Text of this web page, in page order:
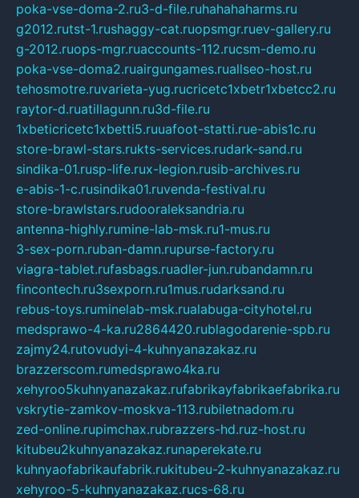
poka-vse-doma-2.ru3-d-file.ruhahahaharms.ru
g2012.rutst-1.rushaggy-cat.ruopsmgr.ruev-gallery.ru
g-2012.ruops-mgr.ruaccounts-112.rucsm-demo.ru
poka-vse-doma2.ruairgungames.ruallseo-host.ru
tehosmotre.ruvarieta-yug.rucricetc1xbetr1xbetcc2.ru
raytor-d.ruatillagunn.ru3d-file.ru
1xbeticricetc1xbetti5.ruuafoot-statti.rue-abis1c.ru
store-brawl-stars.rukts-services.rudark-sand.ru
sindika-01.rusp-life.rux-legion.rusib-archives.ru
e-abis-1-c.rusindika01.ruvenda-festival.ru
store-brawlstars.rudooraleksandria.ru
antenna-highly.rumine-lab-msk.ru1-mus.ru
3-sex-porn.ruban-damn.rupurse-factory.ru
viagra-tablet.rufasbags.ruadler-jun.rubandamn.ru
fincontech.ru3sexporn.ru1mus.rudarksand.ru
rebus-toys.ruminelab-msk.rualabuga-cityhotel.ru
medsprawo-4-ka.ru2864420.rublagodarenie-spb.ru
zajmy24.rutovudyi-4-kuhnyanazakaz.ru
brazzerscom.rumedsprawo4ka.ru
xehyroo5kuhnyanazakaz.rufabrikayfabrikaefabrika.ru
vskrytie-zamkov-moskva-113.rubiletnadom.ru
zed-online.rupimchax.rubrazzers-hd.ruz-host.ru
kitubeu2kuhnyanazakaz.runaperekate.ru
kuhnyaofabrikaufabrik.rukitubeu-2-kuhnyanazakaz.ru
xehyroo-5-kuhnyanazakaz.rucs-68.ru